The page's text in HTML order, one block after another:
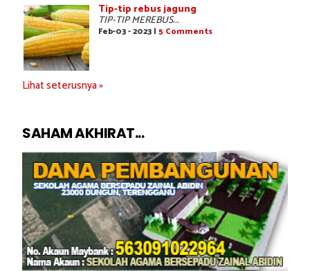
Tip-tip rebus jagung
TIP-TIP MEREBUS...
Feb-03 - 2023 | 5 Comments
Lihat seterusnya »
SAHAM AKHIRAT...